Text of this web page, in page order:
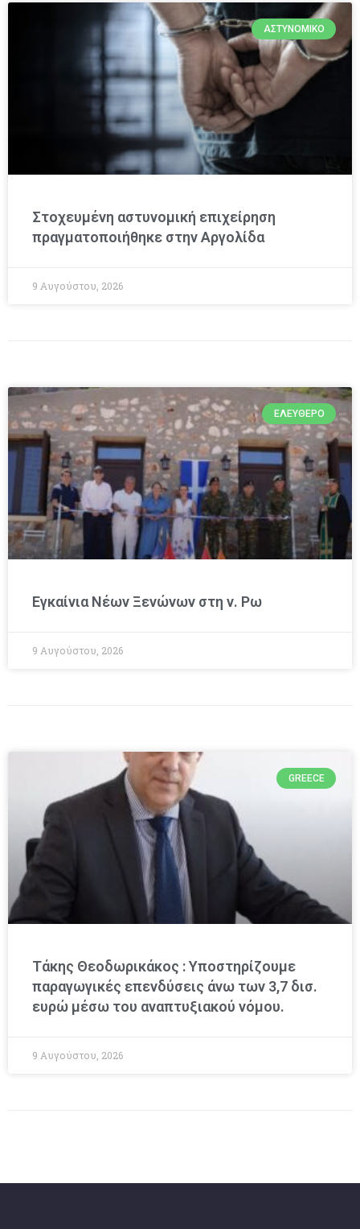
ΑΣΤΥΝΟΜΙΚΌ
Στοχευμένη αστυνομική επιχείρηση
πραγματοποιήθηκε στην Αργολίδα
9 Αυγούστου, 2026
ΕΛΕΎΘΕΡΟ
Εγκαίνια Νέων Ξενώνων στη ν. Ρω
9 Αυγούστου, 2026
GREECE
Τάκης Θεοδωρικάκος : Υποστηρίζουμε
παραγωγικές επενδύσεις άνω των 3,7 δισ.
ευρώ μέσω του αναπτυξιακού νόμου.
9 Αυγούστου, 2026